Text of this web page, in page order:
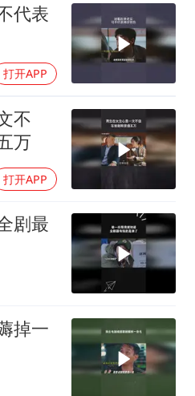
代表
打开APP
不
万
打开APP
剧最
掉一